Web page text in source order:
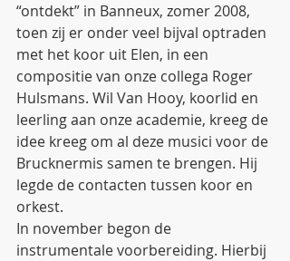
“ontdekt” in Banneux, zomer 2008,
toen zij er onder veel bijval optraden
met het koor uit Elen, in een
compositie van onze collega Roger
Hulsmans. Wil Van Hooy, koorlid en
leerling aan onze academie, kreeg de
idee kreeg om al deze musici voor de
Brucknermis samen te brengen. Hij
legde de contacten tussen koor en
orkest.
In november begon de
instrumentale voorbereiding. Hierbij